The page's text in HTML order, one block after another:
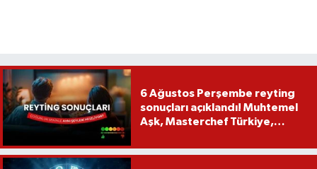
6 Ağustos Perşembe reyting
sonuçları açıklandı! Muhtemel
Aşk, Masterchef Türkiye,